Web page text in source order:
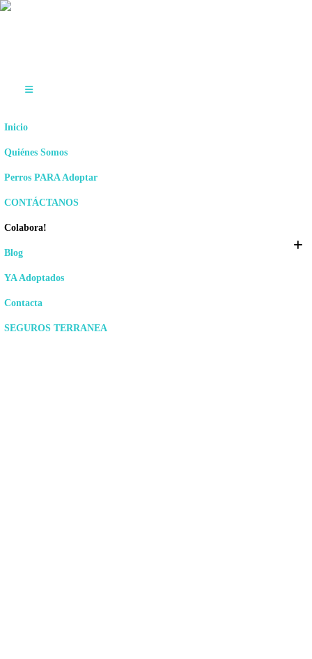
Inicio
Quiénes Somos
Perros PARA Adoptar
CONTÁCTANOS
Colabora!
Blog
YA Adoptados
Contacta
SEGUROS TERRANEA